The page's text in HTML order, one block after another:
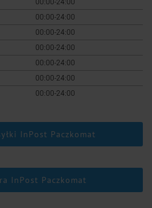
00:00-24:00
00:00-24:00
00:00-24:00
00:00-24:00
00:00-24:00
00:00-24:00
00:00-24:00
InPost Paczkomat
InPost Paczkomat